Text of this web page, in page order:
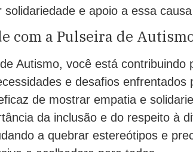
e apoio a essa
com a Pulseira de
Autismo, você está contribuindo
e desafios enfrentados
de mostrar empatia e
da inclusão e do respeito à
a quebrar estereótipos e